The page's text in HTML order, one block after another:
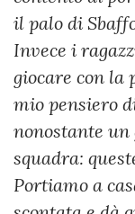
il palo di
Invece i
giocare con la
mio pensiero
nonostante un
squadra:
Portiamo a